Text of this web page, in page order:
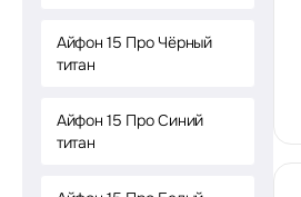
Айфон 15 Про Чёрный
титан
Айфон 15 Про Синий
титан